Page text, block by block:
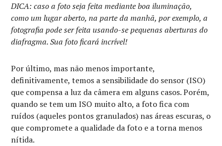
DICA: caso a foto seja feita mediante boa iluminação,
como um lugar aberto, na parte da manhã, por exemplo, a
fotografia pode ser feita usando-se pequenas aberturas do
diafragma. Sua foto ficará incrível!
Por último, mas não menos importante,
definitivamente, temos a sensibilidade do sensor (ISO)
que compensa a luz da câmera em alguns casos. Porém,
quando se tem um ISO muito alto, a foto fica com
ruídos (aqueles pontos granulados) nas áreas escuras, o
que compromete a qualidade da foto e a torna menos
nítida.